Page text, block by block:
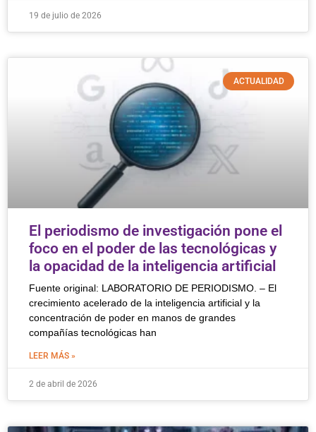
19 de julio de 2026
ACTUALIDAD
El periodismo de investigación pone el
foco en el poder de las tecnológicas y
la opacidad de la inteligencia artificial
Fuente original: LABORATORIO DE PERIODISMO. – El
crecimiento acelerado de la inteligencia artificial y la
concentración de poder en manos de grandes
compañías tecnológicas han
LEER MÁS »
2 de abril de 2026